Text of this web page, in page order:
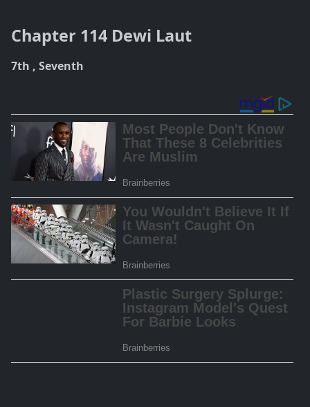
Chapter 114 Dewi Laut
7th , Seventh